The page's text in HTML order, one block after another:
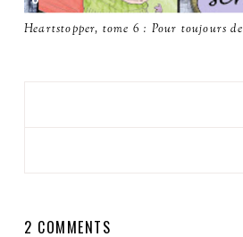
Heartstopper, tome 6 : Pour toujours
2 COMMENTS